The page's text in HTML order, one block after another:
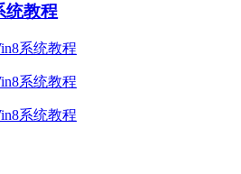
统教程